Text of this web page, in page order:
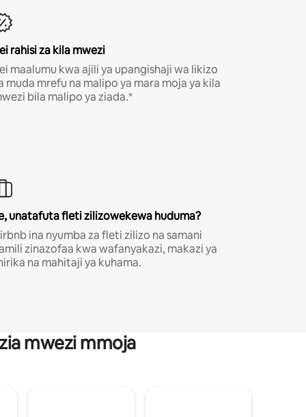
rahisi za kila mwezi
maalumu kwa ajili ya upangishaji wa likizo
muda mrefu na malipo ya mara moja ya kila
bila malipo ya ziada.*
unatafuta fleti zilizowekewa huduma?
ina nyumba za fleti zilizo na samani
zinazofaa kwa wafanyakazi, makazi ya
na mahitaji ya kuhama.
mwezi mmoja